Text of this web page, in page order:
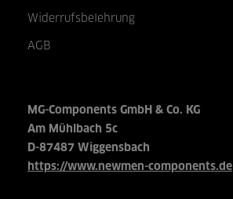
Widerrufsbelehrung
AGB
MG-Components GmbH & Co. KG
Am Mühlbach 5c
D-87487 Wiggensbach
https://www.newmen-components.de